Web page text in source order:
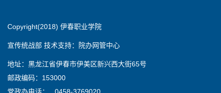
Copyright(2018) 伊春职业学院
宣传统战部 技术支持：院办网管中心
地址：黑龙江省伊春市伊美区新兴西大街65号
邮政编码：153000
党政办电话： 0458-3769020